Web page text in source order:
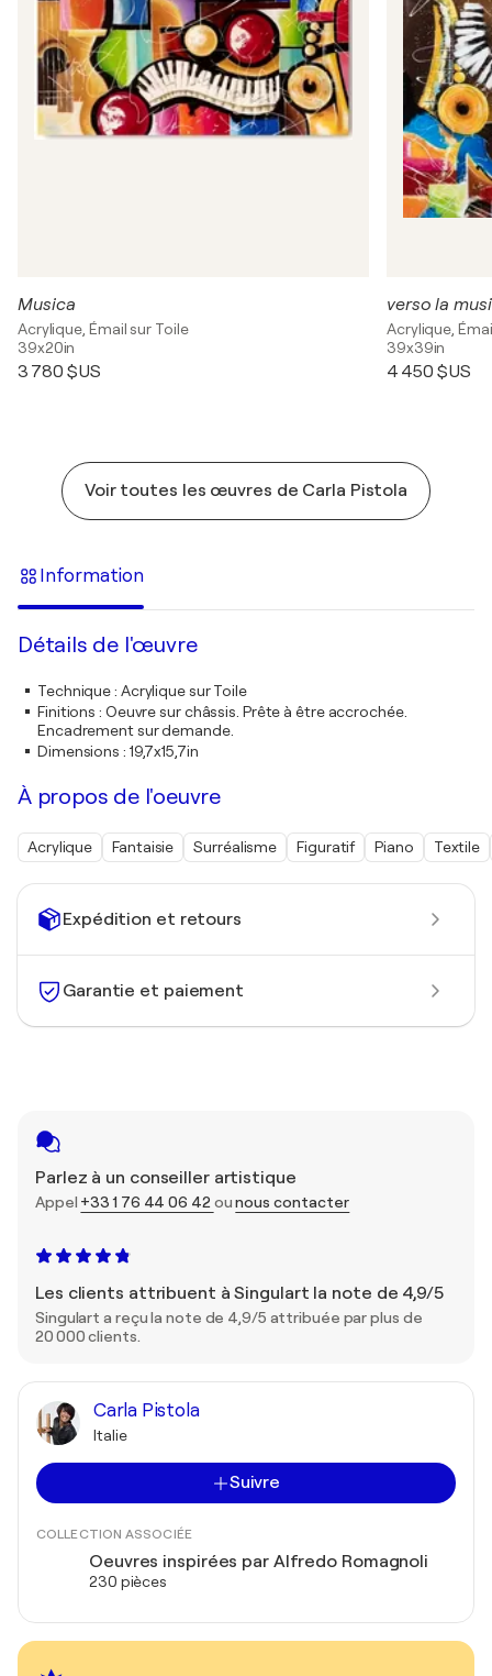
Expédition et retours
Garantie et paiement
Parlez à un conseiller artistique
Appel +33 1 76 44 06 42 ounous contacter
Les clients attribuent à Singulart la note de 4,9/5
Singulart a reçu la note de 4,9/5 attribuée par plus de
20 000 clients.
Carla Pistola
Italie
Suivre
COLLECTION ASSOCIÉE
Oeuvres inspirées par Alfredo Romagnoli
230 pièces
Musica
Acrylique, Émail sur Toile
39x20in
3 780 $US
verso la
Acrylique,
39x39in
4 450 $US
Voir toutes les œuvres de Carla Pistola
Information
Détails de l'œuvre
Technique: Acrylique sur Toile
Finitions : Oeuvre sur châssis. Prête à être accrochée.
Encadrement sur demande.
Dimensions : 19,7x15,7in
À propos de l'oeuvre
Acrylique Fantaisie Surréalisme Figuratif Piano Textile